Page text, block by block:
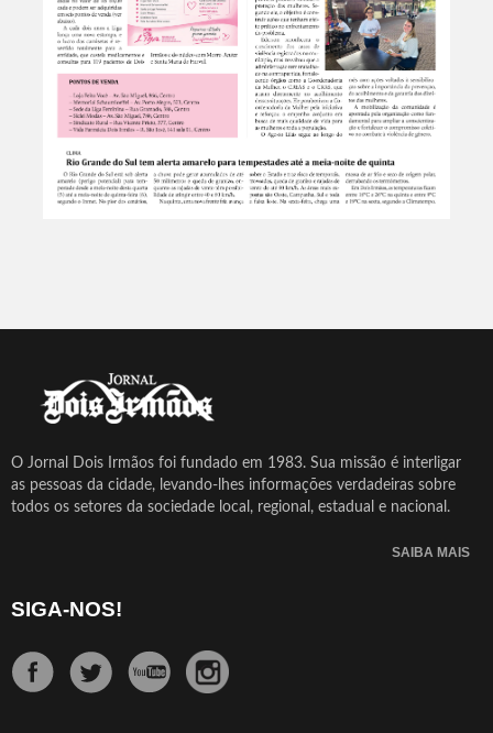
O Jornal Dois Irmãos foi fundado em 1983. Sua missão é interligar
as pessoas da cidade, levando-lhes informações verdadeiras sobre
todos os setores da sociedade local, regional, estadual e nacional.
SAIBA MAIS
SIGA-NOS!